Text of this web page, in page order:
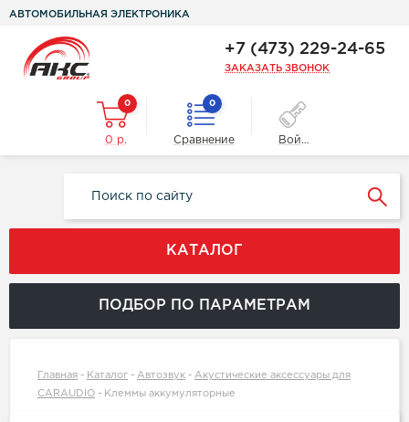
АВТОМОБИЛЬНАЯ ЭЛЕКТРОНИКА
+7 (473) 229-24-65
ЗАКАЗАТЬ ЗВОНОК
0
0 р.
0
Сравнение Войти
КАТАЛОГ
ПОДБОР ПО ПАРАМЕТРАМ
Главная - Каталог - Автозвук - Акустические аксессуары для
CARAUDIO - Клеммы аккумуляторные